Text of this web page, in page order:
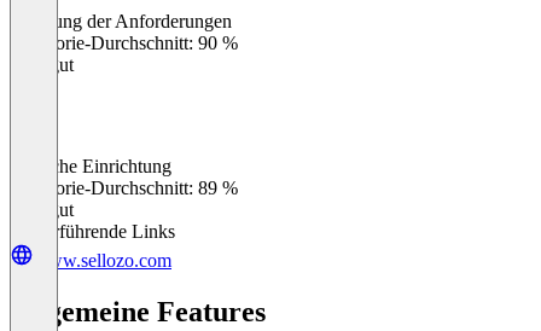
Erfüllung der Anforderungen
Kategorie-Durchschnitt: 90 %
Sehr gut
Einfache Einrichtung
Kategorie-Durchschnitt: 89 %
Sehr gut
Weiterführende Links
www.sellozo.com
Allgemeine Features